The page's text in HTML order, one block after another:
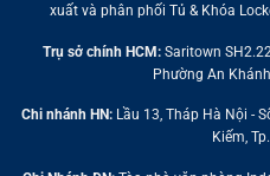
xuất và phân phối Tủ & Khóa
Trụ sở chính HCM: Saritown
Phường An
Chi nhánh HN:Lầu 13, Tháp Hà Nội -
Kiếm,